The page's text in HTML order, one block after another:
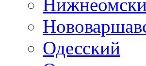
Одесский